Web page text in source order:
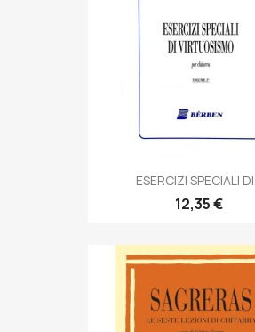
ESERCIZI SPECIALI DI...
12,35 €